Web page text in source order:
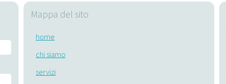
Mappa del sito
home
chi siamo
servizi